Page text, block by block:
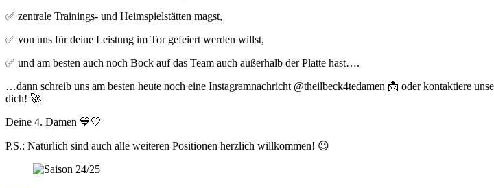
✅ zentrale Trainings- und Heimspielstätten magst,
✅ von uns für deine Leistung im Tor gefeiert werden willst,
✅ und am besten auch noch Bock auf das Team auch außerhalb der Platte hast….
…dann schreib uns am besten heute noch eine Instagramnachricht @theilbeck4tedamen 📩 oder kontaktiere
dich! 🚀
Deine 4. Damen 💙🤍
P.S.: Natürlich sind auch alle weiteren Positionen herzlich willkommen! 😉